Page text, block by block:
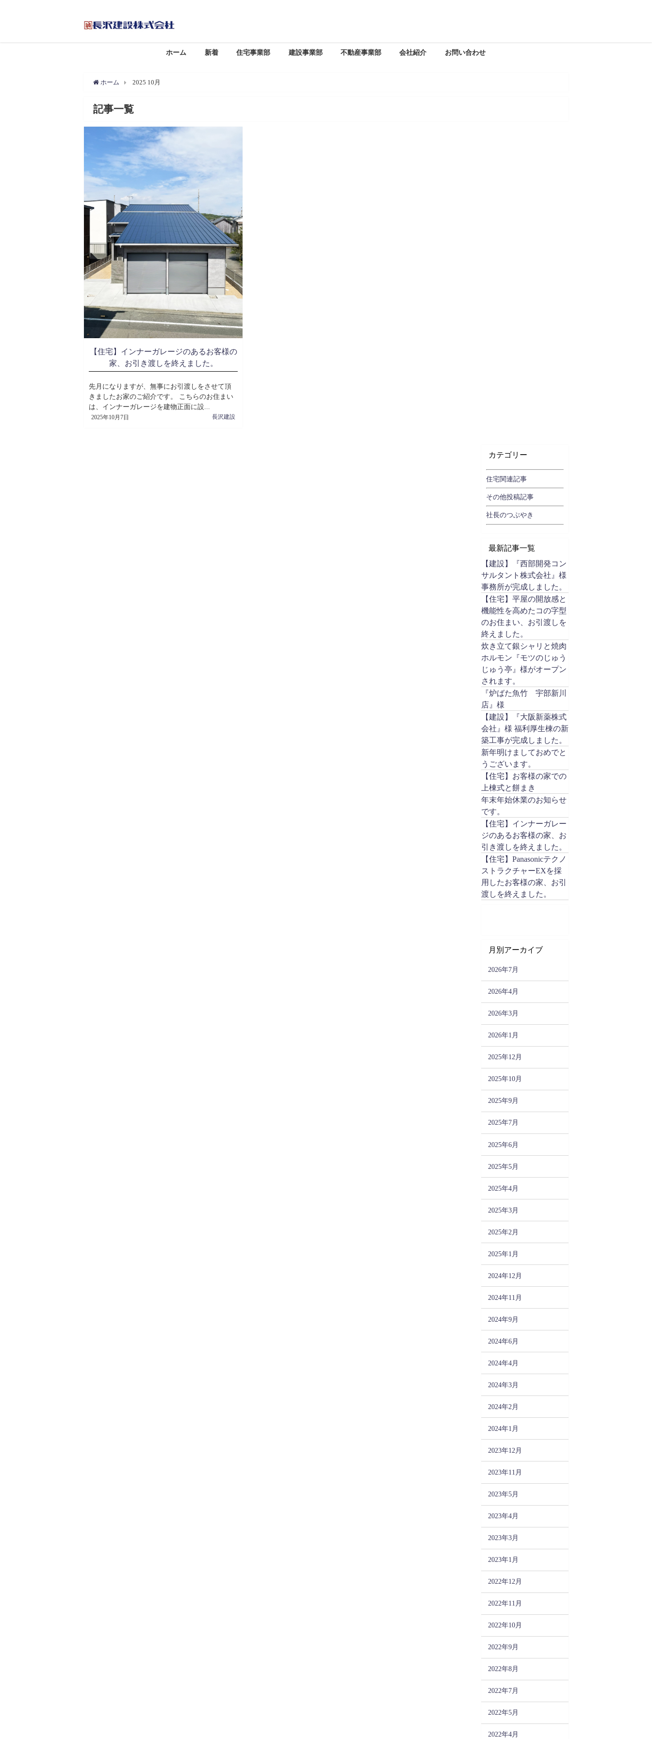
ホーム 新着 住宅事業部 建設事業部 不動産事業部 会社紹介 お問い合わせ
ホーム 2025 10月
記事一覧
【住宅】インナーガレージのあるお客様の
家、お引き渡しを終えました。
先月になりますが、無事にお引渡しをさせて頂
きましたお家のご紹介です。 こちらのお住まい
は、インナーガレージを建物正面に設...
2025年10月7日 長沢建設
カテゴリー
住宅関連記事
その他投稿記事
社長のつぶやき
最新記事一覧
【建設】『西部開発コン
サルタント株式会社』様
事務所が完成しました。
【住宅】平屋の開放感と
機能性を高めたコの字型
のお住まい、お引渡しを
終えました。
炊き立て銀シャリと焼肉
ホルモン『モツのじゅう
じゅう亭』様がオープン
されます。
『炉ばた魚竹 宇部新川
店』様
【建設】『大阪新薬株式
会社』様 福利厚生棟の新
築工事が完成しました。
新年明けましておめでと
うございます。
【住宅】お客様の家での
上棟式と餅まき
年末年始休業のお知らせ
です。
【住宅】インナーガレー
ジのあるお客様の家、お
引き渡しを終えました。
【住宅】Panasonicテクノ
ストラクチャーEXを採
用したお客様の家、お引
渡しを終えました。
月別アーカイブ
2026年7月
2026年4月
2026年3月
2026年1月
2025年12月
2025年10月
2025年9月
2025年7月
2025年6月
2025年5月
2025年4月
2025年3月
2025年2月
2025年1月
2024年12月
2024年11月
2024年9月
2024年6月
2024年4月
2024年3月
2024年2月
2024年1月
2023年12月
2023年11月
2023年5月
2023年4月
2023年3月
2023年1月
2022年12月
2022年11月
2022年10月
2022年9月
2022年8月
2022年7月
2022年5月
2022年4月